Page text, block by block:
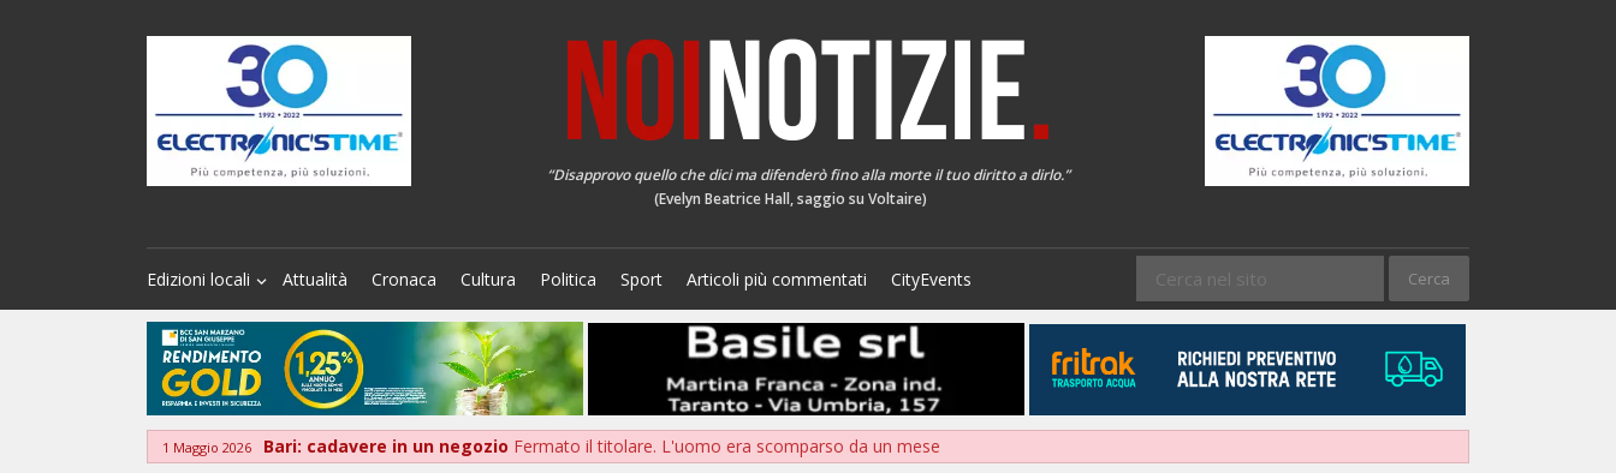
“Disapprovo quello che dici ma difenderò fino alla morte il tuo diritto a dirlo.”
(Evelyn Beatrice Hall, saggio su Voltaire)
Edizioni locali Attualità Cronaca Cultura Politica Sport Articoli più commentati CityEvents
1 Maggio 2026 Bari: cadavere in un negozio Fermato il titolare. L'uomo era scomparso da un mese